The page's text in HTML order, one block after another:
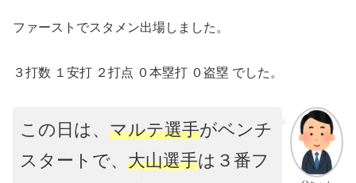
ファーストでスタメン出場しました。
３打数 １安打 ２打点 ０本塁打 ０盗塁 でした。
この日は、 マルテ選手がベンチ
スタートで、 大山選手は３番フ